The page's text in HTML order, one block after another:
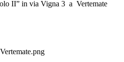
II” in via Vigna 3 a Vertemate